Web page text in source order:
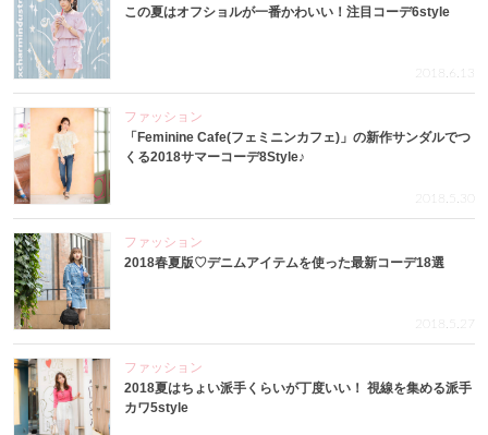
この夏はオフショルが一番かわいい！注目コーデ6style
2018.6.13
ファッション
「Feminine Cafe(フェミニンカフェ)」の新作サンダルでつ
くる2018サマーコーデ8Style♪
2018.5.30
ファッション
2018春夏版♡デニムアイテムを使った最新コーデ18選
2018.5.27
ファッション
2018夏はちょい派手くらいが丁度いい！ 視線を集める派手
カワ5style